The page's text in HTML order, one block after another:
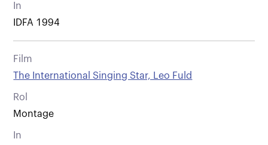
In
IDFA 1994
Film
The International Singing Star, Leo Fuld
Rol
Montage
In